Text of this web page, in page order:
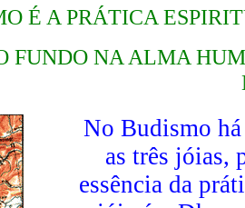
É A PRÁTICA
FUNDO NA ALMA
No Budismo
as três jóias,
essência da